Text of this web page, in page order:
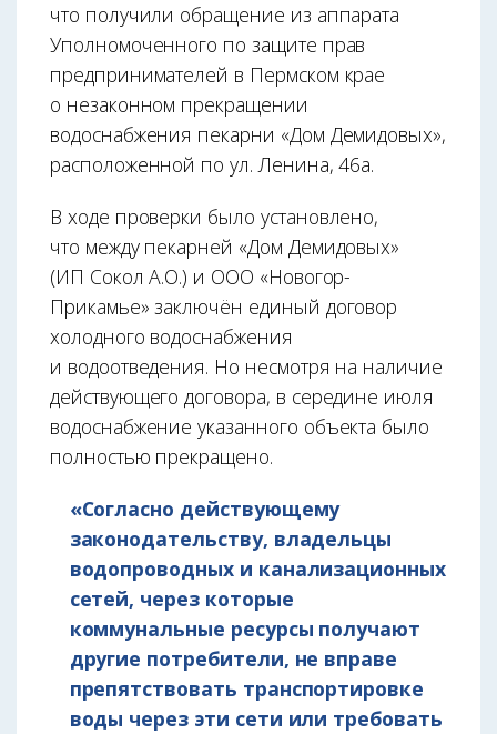
что получили обращение из аппарата
Уполномоченного по защите прав
предпринимателей в Пермском крае
о незаконном прекращении
водоснабжения пекарни «Дом Демидовых»,
расположенной по ул. Ленина, 46а.
В ходе проверки было установлено,
что между пекарней «Дом Демидовых»
(ИП Сокол А.О.) и ООО «Новогор-
Прикамье» заключён единый договор
холодного водоснабжения
и водоотведения. Но несмотря на наличие
действующего договора, в середине июля
водоснабжение указанного объекта было
полностью прекращено.
«Согласно действующему
законодательству, владельцы
водопроводных и канализационных
сетей, через которые
коммунальные ресурсы получают
другие потребители, не вправе
препятствовать транспортировке
воды через эти сети или требовать